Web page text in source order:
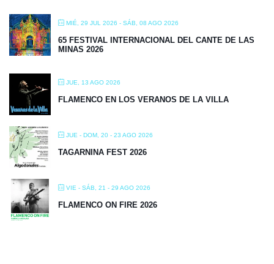
MIÉ, 29 JUL 2026 - SÁB, 08 AGO 2026
65 FESTIVAL INTERNACIONAL DEL CANTE DE LAS
MINAS 2026
JUE, 13 AGO 2026
FLAMENCO EN LOS VERANOS DE LA VILLA
JUE - DOM, 20 - 23 AGO 2026
TAGARNINA FEST 2026
VIE - SÁB, 21 - 29 AGO 2026
FLAMENCO ON FIRE 2026